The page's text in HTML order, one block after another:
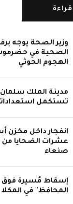
باسم القوات
ضد العناصر
بالتحيتا وحيس
دائمة لمتابعة
ما يلزم من
يضمن سرعة
مع تداعياته
قراءة
وزير الصحة يوجه
الصحية في
الهجوم الحوثي
مدينة الملك سلمان
تستكمل
انفجار داخل مخزن
عشرات الضحايا من
صنعاء
إسقاط مُسيرة
المحافظ" في المكلا